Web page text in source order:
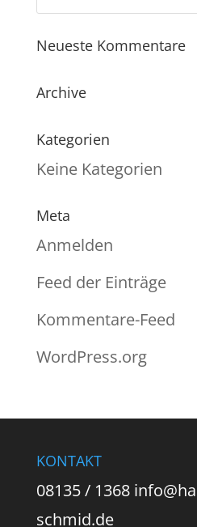
Neueste Kommentare
Archive
Kategorien
Keine Kategorien
Meta
Anmelden
Feed der Einträge
Kommentare-Feed
WordPress.org
KONTAKT
08135 / 1368
schmid.de